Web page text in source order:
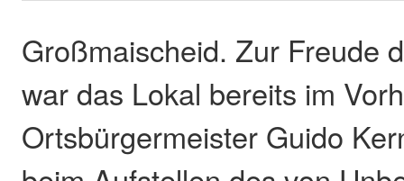
Großmaischeid. Zur Freude
war das Lokal bereits im
Ortsbürgermeister Guido